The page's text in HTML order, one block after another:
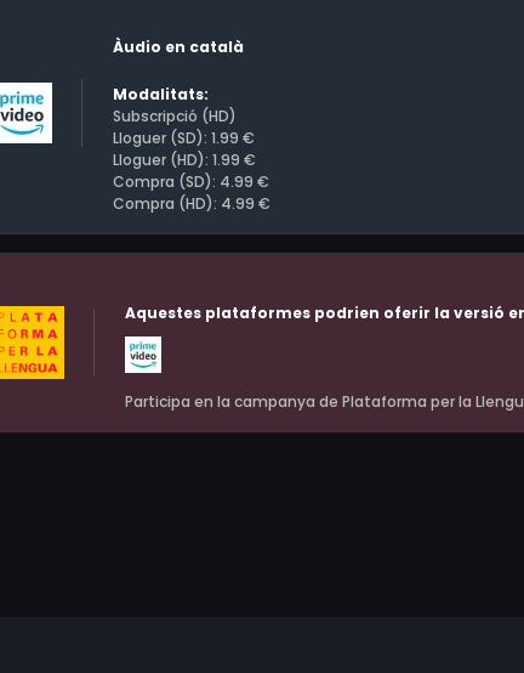
Àudio en català
Modalitats:
Subscripció (HD)
Lloguer (SD): 1.99 €
Lloguer (HD): 1.99 €
Compra (SD): 4.99 €
Compra (HD): 4.99 €
Aquestes plataformes podrien oferir la versió
Participa en la campanya de Plataforma per la